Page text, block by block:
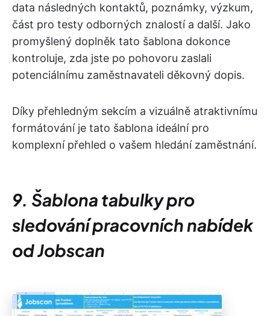
data následných kontaktů, poznámky, výzkum,
část pro testy odborných znalostí a další. Jako
promyšlený doplněk tato šablona dokonce
kontroluje, zda jste po pohovoru zaslali
potenciálnímu zaměstnavateli děkovný dopis.
Díky přehledným sekcím a vizuálně atraktivnímu
formátování je tato šablona ideální pro
komplexní přehled o vašem hledání zaměstnání.
9. Šablona tabulky pro
sledování pracovních nabídek
od Jobscan